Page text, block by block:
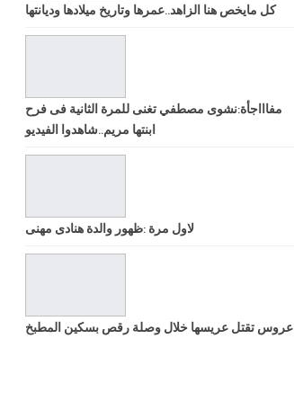
كل مايخص هنا الزاهد..عمرها وتاريخ ميلادها وديانتها
مفاااجأة:نشوى مصطفي تغنى للمرة الثانية فى فرح
ابنتها مريم..شاهدوا الفيديو
لاول مرة :ظهور والدة هنادى مهنى
عروس تقتل عريسها خلال وصلة رقص بسكين المطبخ